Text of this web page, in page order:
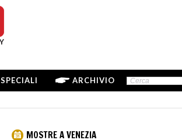
SPECIALI ARCHIVIO
MOSTRE A VENEZIA